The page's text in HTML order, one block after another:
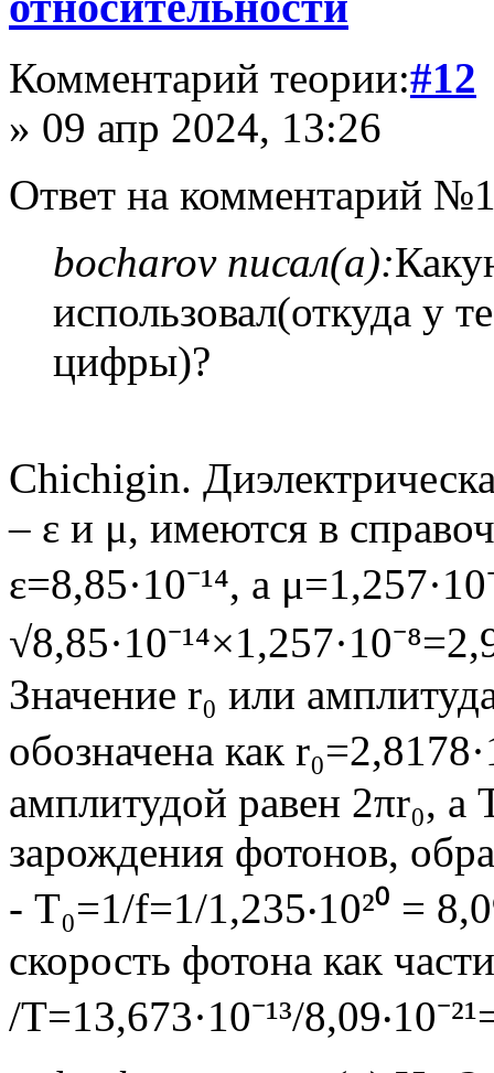
Комментарий теории:#12
» 09 апр 2024, 13:26
Ответ на комментарий
bocharov писал(а):
использовал(откуда у
цифры)?
Chichigin.
– ε и μ, имеются в
ε=8,85·10⁻¹⁴, а
Значение r₀ или
обозначена как
амплитудой равен 2πr₀, а
зарождения фотонов,
- Т₀=1/f=1/1,235‧10²⁰ =
скорость фотона как
/T=13,673·10⁻¹³/